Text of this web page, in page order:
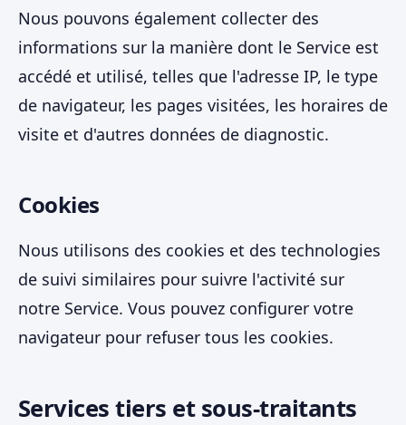
Nous pouvons également collecter des
informations sur la manière dont le Service est
accédé et utilisé, telles que l'adresse IP, le type
de navigateur, les pages visitées, les horaires de
visite et d'autres données de diagnostic.
Cookies
Nous utilisons des cookies et des technologies
de suivi similaires pour suivre l'activité sur
notre Service. Vous pouvez configurer votre
navigateur pour refuser tous les cookies.
Services tiers et sous-traitants